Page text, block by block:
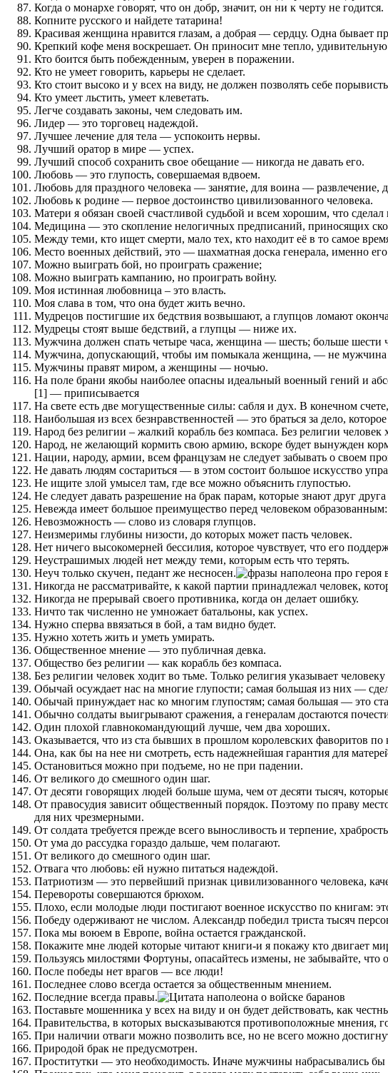
Когда о монархе говорят, что он добр, значит, он ни к черту не годится.
Копните русского и найдете татарина!
Красивая женщина нравится глазам, а добрая — сердцу. Одна бывает
Крепкий кофе меня воскрешает. Он приносит мне тепло,
Кто боится быть побежденным, уверен в поражении.
Кто не умеет говорить, карьеры не сделает.
Кто стоит высоко и у всех на виду, не должен позволять себе
Кто умеет льстить, умеет клеветать.
Легче создавать законы, чем следовать им.
Лидер — это торговец надеждой.
Лучшее лечение для тела — успокоить нервы.
Лучший оратор в мире — успех.
Лучший способ сохранить свое обещание — никогда не давать его.
Любовь — это глупость, совершаемая вдвоем.
Любовь для праздного человека — занятие, для воина — развлечение,
Любовь к родине — первое достоинство цивилизованного человека.
Матери я обязан своей счастливой судьбой и всем хорошим, что
Медицина — это скопление нелогичных предписаний, приносящих
Между теми, кто ищет смерти, мало тех, кто находит её в то самое
Место военных действий, это — шахматная доска генерала, именно
Можно выиграть бой, но проиграть сражение;
Можно выиграть кампанию, но проиграть войну.
Моя истинная любовница – это власть.
Моя слава в том, что она будет жить вечно.
Мудрецов постигшие их бедствия возвышают, а глупцов ломают
Мудрецы стоят выше бедствий, а глупцы — ниже их.
Мужчина должен спать четыре часа, женщина — шесть; больше шести
Мужчина, допускающий, чтобы им помыкала женщина, — не мужчина
Мужчины правят миром, а женщины — ночью.
На поле брани якобы наиболее опасны идеальный военный гений и
[1] — приписывается
На свете есть две могущественные силы: сабля и дух. В конечном
Наибольшая из всех безнравственностей — это браться за дело,
Народ без религии – жалкий корабль без компаса. Без религии человек
Народ, не желающий кормить свою армию, вскоре будет вынужден
Нации, народу, армии, всем французам не следует забывать о своем
Не давать людям состариться — в этом состоит большое искусство
Не ищите злой умысел там, где все можно объяснить глупостью.
Не следует давать разрешение на брак парам, которые знают друг
Невежда имеет большое преимущество перед человеком образованным:
Невозможность — слово из словаря глупцов.
Неизмеримы глубины низости, до которых может пасть человек.
Нет ничего высокомерней бессилия, которое чувствует, что его
Неустрашимых людей нет между теми, которым есть что терять.
Неуч только скучен, педант же несносен.
Никогда не рассматривайте, к какой партии принадлежал человек,
Никогда не прерывай своего противника, когда он делает ошибку.
Ничто так численно не умножает батальоны, как успех.
Нужно сперва ввязаться в бой, а там видно будет.
Нужно хотеть жить и уметь умирать.
Общественное мнение — это публичная девка.
Общество без религии — как корабль без компаса.
Без религии человек ходит во тьме. Только религия указывает
Обычай осуждает нас на многие глупости; самая большая из них —
Обычай принуждает нас ко многим глупостям; самая большая — это
Обычно солдаты выигрывают сражения, а генералам достаются
Один плохой главнокомандующий лучше, чем два хороших.
Оказывается, что из ста бывших в прошлом королевских фаворитов
Она, как бы на нее ни смотреть, есть надежнейшая гарантия для
Остановиться можно при подъеме, но не при падении.
От великого до смешного один шаг.
От десяти говорящих людей больше шума, чем от десяти тысяч,
От правосудия зависит общественный порядок. Поэтому по праву
для них чрезмерными.
От солдата требуется прежде всего выносливость и терпение,
От ума до рассудка гораздо дальше, чем полагают.
От великого до смешного один шаг.
Отвага что любовь: ей нужно питаться надеждой.
Патриотизм — это первейший признак цивилизованного человека,
Перевороты совершаются брюхом.
Плохо, если молодые люди постигают военное искусство по книгам:
Победу одерживают не числом. Александр победил триста тысяч
Пока мы воюем в Европе, война остается гражданской.
Покажите мне людей которые читают книги-и я покажу кто двигает
Пользуясь милостями Фортуны, опасайтесь измены, не забывайте, что
После победы нет врагов — все люди!
Последнее слово всегда остается за общественным мнением.
Последние всегда правы.
Поставьте мошенника у всех на виду и он будет действовать, как
Правительства, в которых высказываются противоположные мнения,
При наличии отваги можно позволить все, но не всего можно
Природой брак не предусмотрен.
Проститутки — это необходимость. Иначе мужчины набрасывались